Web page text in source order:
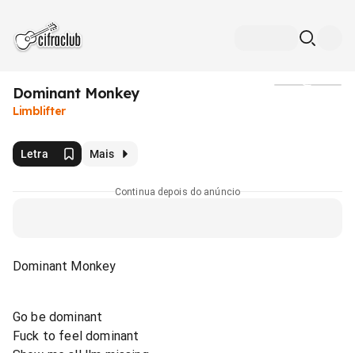
Dominant Monkey
Limblifter
Letra Mais
Continua depois do anúncio
Dominant Monkey
Go be dominant
Fuck to feel dominant